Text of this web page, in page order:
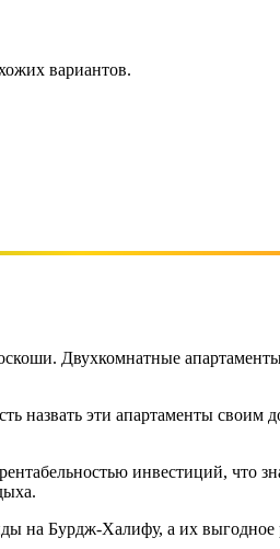
вариантов.
Двухкомнатные
назвать эти апартаменты
инвестиций, что
на Бурдж-Халифу, а их